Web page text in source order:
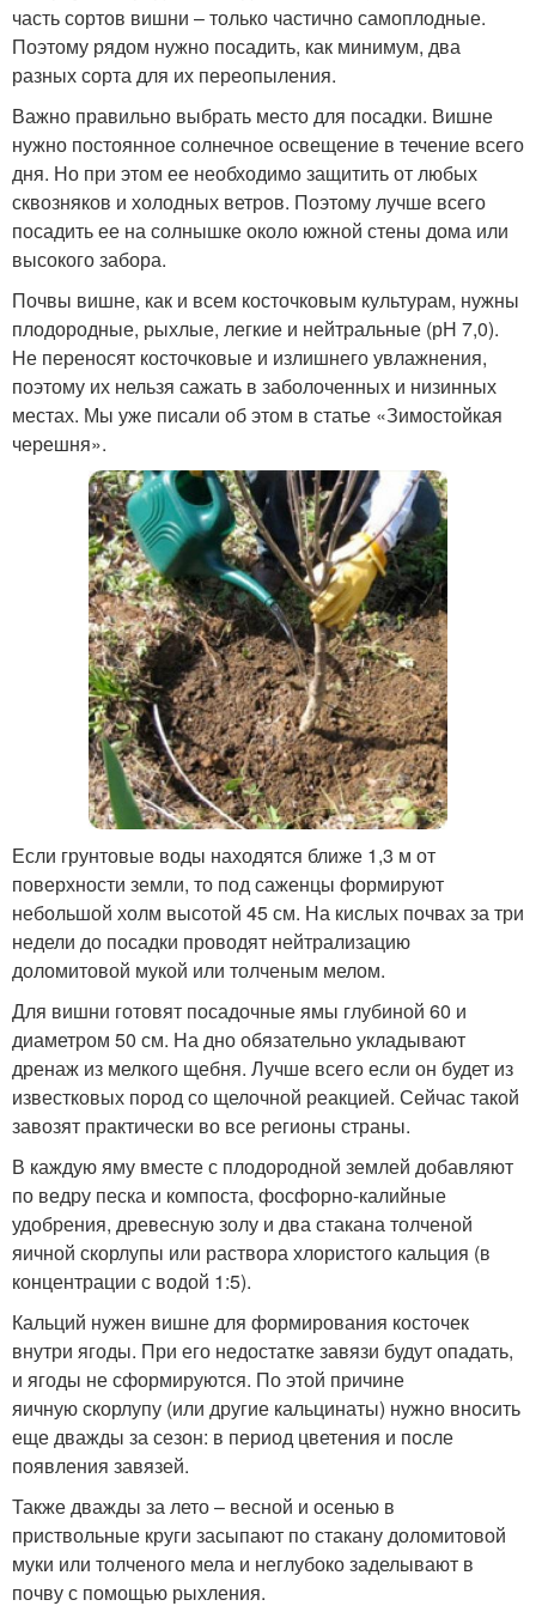
часть сортов вишни – только частично самоплодные.
Поэтому рядом нужно посадить, как минимум, два
разных сорта для их переопыления.
Важно правильно выбрать место для посадки. Вишне
нужно постоянное солнечное освещение в течение всего
дня. Но при этом ее необходимо защитить от любых
сквозняков и холодных ветров. Поэтому лучше всего
посадить ее на солнышке около южной стены дома или
высокого забора.
Почвы вишне, как и всем косточковым культурам, нужны
плодородные, рыхлые, легкие и нейтральные (рН 7,0).
Не переносят косточковые и излишнего увлажнения,
поэтому их нельзя сажать в заболоченных и низинных
местах. Мы уже писали об этом в статье «Зимостойкая
черешня».
Если грунтовые воды находятся ближе 1,3 м от
поверхности земли, то под саженцы формируют
небольшой холм высотой 45 см. На кислых почвах за три
недели до посадки проводят нейтрализацию
доломитовой мукой или толченым мелом.
Для вишни готовят посадочные ямы глубиной 60 и
диаметром 50 см. На дно обязательно укладывают
дренаж из мелкого щебня. Лучше всего если он будет из
известковых пород со щелочной реакцией. Сейчас такой
завозят практически во все регионы страны.
В каждую яму вместе с плодородной землей добавляют
по ведру песка и компоста, фосфорно-калийные
удобрения, древесную золу и два стакана толченой
яичной скорлупы или раствора хлористого кальция (в
концентрации с водой 1:5).
Кальций нужен вишне для формирования косточек
внутри ягоды. При его недостатке завязи будут опадать,
и ягоды не сформируются. По этой причине
яичную скорлупу (или другие кальцинаты) нужно вносить
еще дважды за сезон: в период цветения и после
появления завязей.
Также дважды за лето – весной и осенью в
приствольные круги засыпают по стакану доломитовой
муки или толченого мела и неглубоко заделывают в
почву с помощью рыхления.